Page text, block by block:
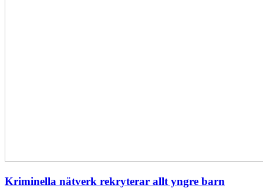
Kriminella nätverk rekryterar allt yngre barn